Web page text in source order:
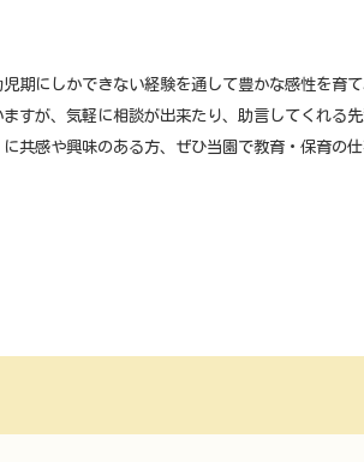
期にしかできない経験を通して豊かな感性を育
すが、気軽に相談が出来たり、助言してくれる
共感や興味のある方、ぜひ当園で教育・保育の